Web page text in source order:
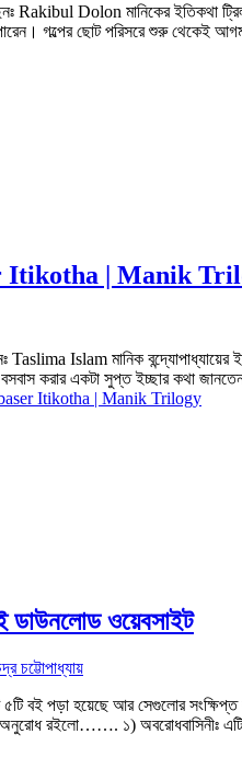
Rakibul Dolon মানিকের ইতিকথা
গল্পের ছোট পরিসরে শুরু থেকেই
Itikotha | Manik
Taslima Islam মানিক বন্দ্যোপাধ্যায়ের
করার একটা সুপ্ত ইচ্ছার কথা
Itikotha | Manik Trilogy
ডাউনলোড ওয়েবসাইট
চট্টোপাধ্যায়
বই পড়া হয়েছে আর সেগুলোর
অনুরোধ রইলো……. ১) অবরোধবাসিনীঃ